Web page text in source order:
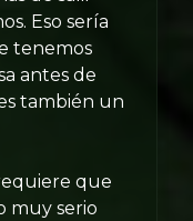
Eso sería
tenemos
antes de
también un
que
muy serio